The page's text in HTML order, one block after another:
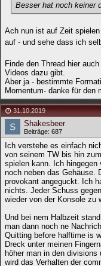
Besser hat noch keiner
Ach nun ist auf Zeit
auf - und sehe dass ich
Finde den Thread hier
Videos dazu gibt.
Aber ja - bestimmte
Momentum- danke für den
31.10.2019
Shakesbeer
Beiträge: 687
Ich verstehe es einfach
von seinem TW bis hin
spielen kann. Ich
noch neben das Gehäuse.
provokant angeguckt. Ich
nichts. Jeder Schuss
wieder von der Konsole zu
Und bei nem Halbzeit
man dann noch ne
Quitting before halftime is
Dreck unter meinen
höher man in den
wird das Verhalten der